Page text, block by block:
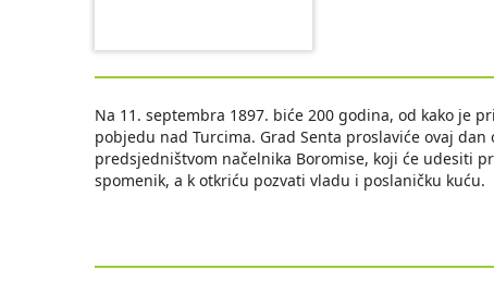
Na 11. septembra 1897. biće 200 godina, od kako je
pobjedu nad Turcima. Grad Senta proslaviće ovaj
predsjedništvom načelnika Boromise, koji će udesiti
spomenik, a k otkriću pozvati vladu i poslaničku kuću.